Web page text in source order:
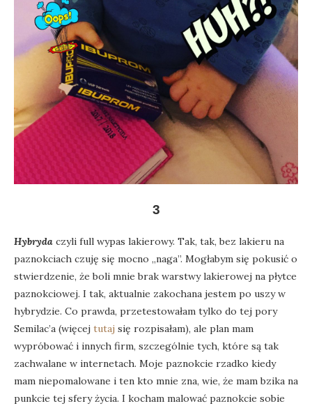
3
Hybryda czyli full wypas lakierowy. Tak, tak, bez lakieru na
paznokciach czuję się mocno „naga”. Mogłabym się pokusić o
stwierdzenie, że boli mnie brak warstwy lakierowej na płytce
paznokciowej. I tak, aktualnie zakochana jestem po uszy w
hybrydzie. Co prawda, przetestowałam tylko do tej pory
Semilac’a (więcej tutaj się rozpisałam), ale plan mam
wypróbować i innych firm, szczególnie tych, które są tak
zachwalane w internetach. Moje paznokcie rzadko kiedy
mam niepomalowane i ten kto mnie zna, wie, że mam bzika na
punkcie tej sfery życia. I kocham malować paznokcie sobie